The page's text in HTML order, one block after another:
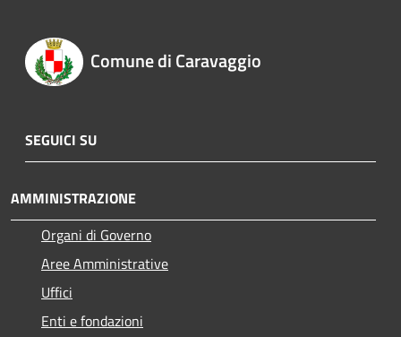
Comune di Caravaggio
SEGUICI SU
AMMINISTRAZIONE
Organi di Governo
Aree Amministrative
Uffici
Enti e fondazioni